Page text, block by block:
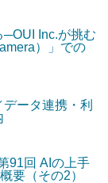
─OUI Inc.が挑む
）」での
ータ連携・利
91回 AIの上手
要（その2）